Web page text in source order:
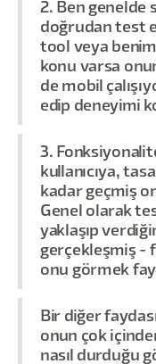
2. Ben genelde
doğrudan test
tool veya benim
konu varsa
de mobil
edip deneyimi
3.
kullanıcıya,
kadar geçmiş
Genel olarak
yaklaşıp
gerçekleşmiş -
onu görmek
Bir diğer
onun çok
nasıl durduğu